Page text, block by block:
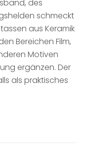
des
schmeckt
aus Keramik
Bereichen Film,
Motiven
ergänzen. Der
als praktisches